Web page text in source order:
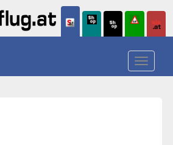
Toggle